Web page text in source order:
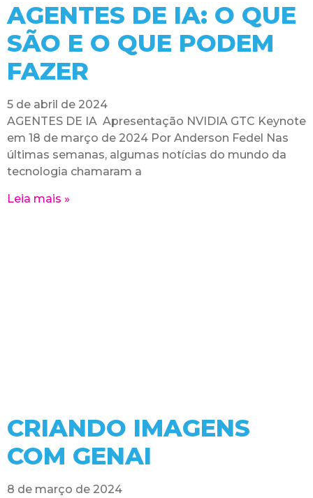
AGENTES DE IA: O QUE
SÃO E O QUE PODEM
FAZER
5 de abril de 2024
AGENTES DE IA Apresentação NVIDIA GTC Keynote
em 18 de março de 2024 Por Anderson Fedel Nas
últimas semanas, algumas notícias do mundo da
tecnologia chamaram a
Leia mais »
CRIANDO IMAGENS
COM GENAI
8 de março de 2024